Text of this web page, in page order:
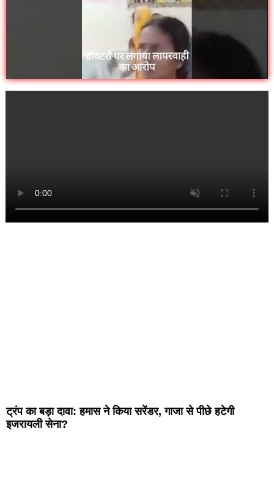
ट्रंप का बड़ा दावा: हमास ने किया सरेंडर, गाजा से पीछे हटेगी
इजरायली सेना?